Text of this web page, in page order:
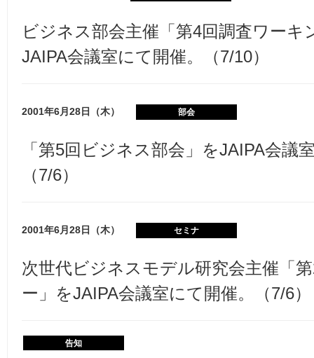
ビジネス部会主催「第4回調査ワーキ
JAIPA会議室にて開催。（7/10）
2001年6月28日（木） 部会
「第5回ビジネス部会」をJAIPA会議
（7/6）
2001年6月28日（木） セミナ
次世代ビジネスモデル研究会主催「
ー」をJAIPA会議室にて開催。（7/6）
告知